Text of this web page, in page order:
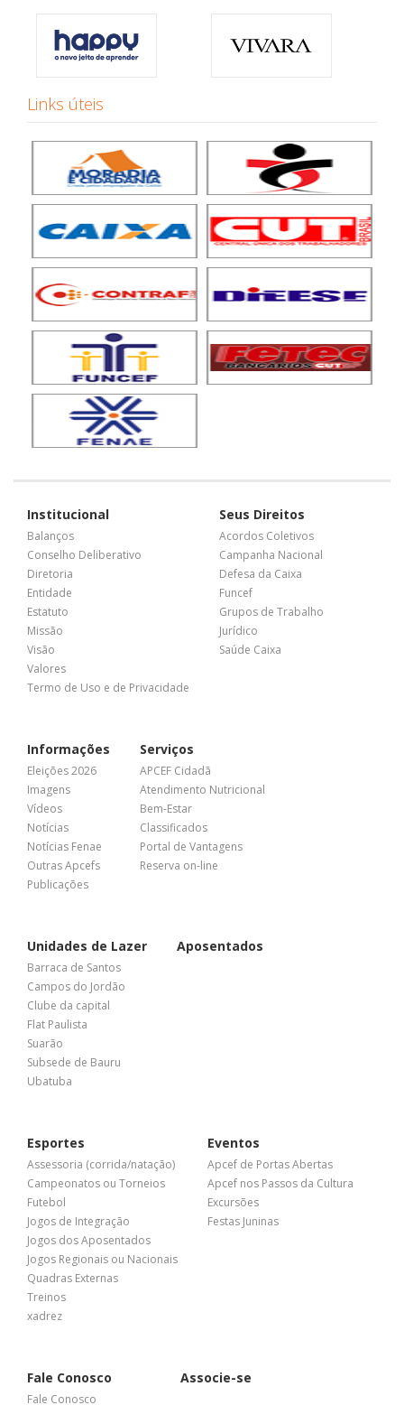
Links úteis
Institucional
Balanços
Conselho Deliberativo
Diretoria
Entidade
Estatuto
Missão
Visão
Valores
Termo de Uso e de Privacidade
Seus Direitos
Acordos Coletivos
Campanha Nacional
Defesa da Caixa
Funcef
Grupos de Trabalho
Jurídico
Saúde Caixa
Informações
Eleições 2026
Imagens
Vídeos
Notícias
Notícias Fenae
Outras Apcefs
Publicações
Serviços
APCEF Cidadã
Atendimento Nutricional
Bem-Estar
Classificados
Portal de Vantagens
Reserva on-line
Unidades de Lazer
Barraca de Santos
Campos do Jordão
Clube da capital
Flat Paulista
Suarão
Subsede de Bauru
Ubatuba
Aposentados
Esportes
Assessoria (corrida/natação)
Campeonatos ou Torneios
Futebol
Jogos de Integração
Jogos dos Aposentados
Jogos Regionais ou Nacionais
Quadras Externas
Treinos
xadrez
Eventos
Apcef de Portas Abertas
Apcef nos Passos da Cultura
Excursões
Festas Juninas
Fale Conosco
Fale Conosco
Associe-se